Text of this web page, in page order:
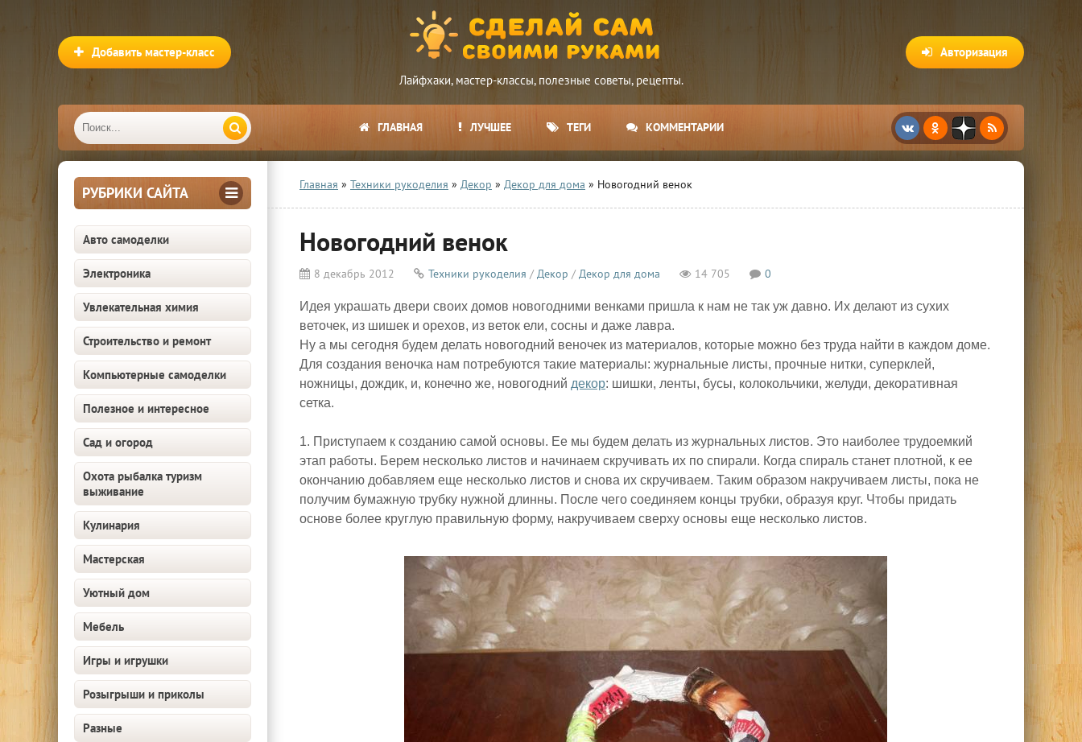
Лайфхаки, мастер-классы, полезные советы, рецепты.
Авторизация
Добавить мастер-класс
ГЛАВНАЯ ЛУЧШЕЕ ТЕГИ КОММЕНТАРИИ
РУБРИКИ САЙТА
Авто самоделки
Электроника
Увлекательная химия
Строительство и ремонт
Компьютерные самоделки
Полезное и интересное
Сад и огород
Охота рыбалка туризм
выживание
Кулинария
Мастерская
Уютный дом
Мебель
Игры и игрушки
Розыгрыши и приколы
Разные
Главная » Техники рукоделия » Декор » Декор для дома » Новогодний венок
Новогодний венок
8 декабрь 2012 Техники рукоделия /Декор /Декор для дома 14 705 0
Идея украшать двери своих домов новогодними венками пришла к нам не так уж давно. Их делают из сухих
веточек, из шишек и орехов, из веток ели, сосны и даже лавра.
Ну а мы сегодня будем делать новогодний веночек из материалов, которые можно без труда найти в каждом доме.
Для создания веночка нам потребуются такие материалы: журнальные листы, прочные нитки, суперклей,
ножницы, дождик, и, конечно же, новогодний декор: шишки, ленты, бусы, колокольчики, желуди, декоративная
сетка.
1. Приступаем к созданию самой основы. Ее мы будем делать из журнальных листов. Это наиболее трудоемкий
этап работы. Берем несколько листов и начинаем скручивать их по спирали. Когда спираль станет плотной, к ее
окончанию добавляем еще несколько листов и снова их скручиваем. Таким образом накручиваем листы, пока не
получим бумажную трубку нужной длинны. После чего соединяем концы трубки, образуя круг. Чтобы придать
основе более круглую правильную форму, накручиваем сверху основы еще несколько листов.